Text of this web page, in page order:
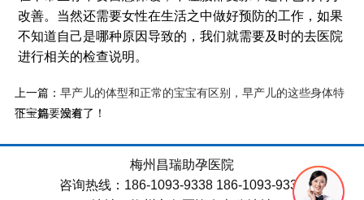
改善。当然还需要女性在生活之中做好预防的工作，如果
不知道自己是哪种原因导致的，我们就需要及时的去医院
进行相关的检查说明。
上一篇： 早产儿的体型和正常的宝宝有区别，早产儿的这些身体特
征宝妈要知道
下一篇：没有了！
梅州昌瑞助孕医院
咨询热线：186-1093-9338 186-1093-9338